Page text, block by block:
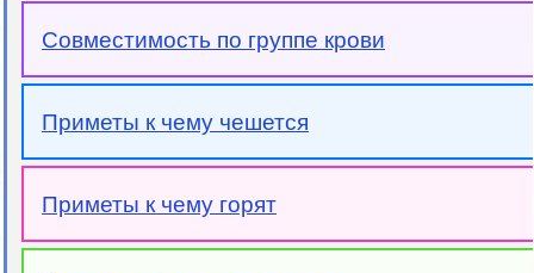
Совместимость по группе крови
Приметы к чему чешется
Приметы к чему горят